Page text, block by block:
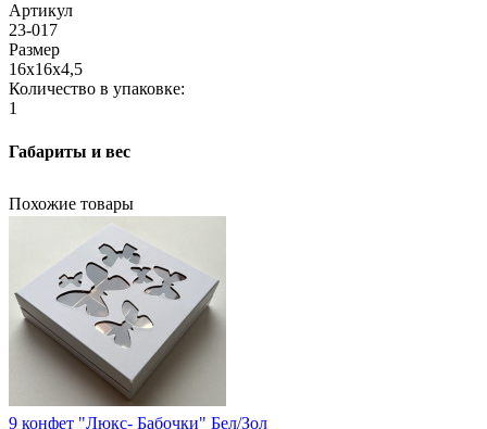
Артикул
23-017
Размер
16х16х4,5
Количество в упаковке:
1
Габариты и вес
Похожие товары
9 конфет "Люкс- Бабочки" Бел/Зол